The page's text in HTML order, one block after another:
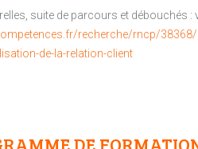
suite de parcours et débouchés
recherche/rncp/38368/
de-la-relation-client
DE